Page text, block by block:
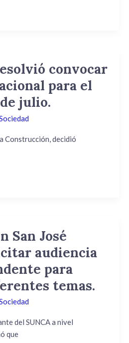
convocar
para el
julio.
Construcción, decidió
San José
audiencia
para
temas.
del SUNCA a nivel
que